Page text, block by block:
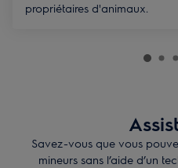
propriétaires d'animaux.
Savez-vous que vous
mineurs sans l’aide d’un